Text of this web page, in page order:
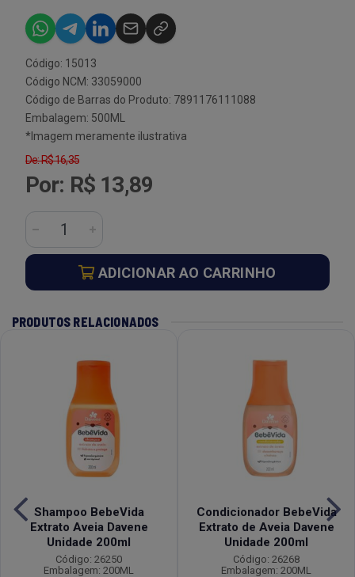
Código: 15013
Código NCM: 33059000
Código de Barras do Produto: 7891176111088
Embalagem: 500ML
*Imagem meramente ilustrativa
De: R$ 16,35
Por: R$ 13,89
ADICIONAR AO CARRINHO
PRODUTOS RELACIONADOS
Shampoo BebeVida
Extrato Aveia Davene
Unidade 200ml
Código: 26250
Embalagem: 200ML
Condicionador BebeVida
Extrato de Aveia Davene
Unidade 200ml
Código: 26268
Embalagem: 200ML